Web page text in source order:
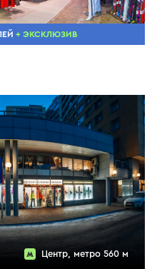
+ ЭКСКЛЮЗИВ
Центр, метро 560 м